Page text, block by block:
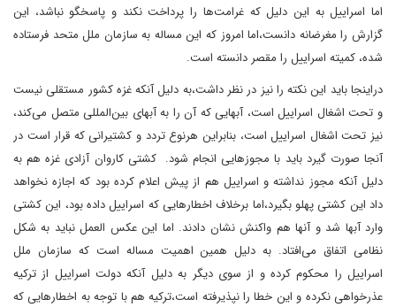
اما اسراییل به این دلیل که غرامت‌ها را پرداخت نکند و پاسخگو نباشد، این
گزارش را مغرضانه دانست،اما امروز که این مساله به سازمان ملل متحد فرستاده
شده، کمیته اسراییل را مقصر دانسته است.
دراینجا باید این نکته را نیز در نظر داشت،به دلیل آنکه غزه کشور مستقلی نیست
و تحت اشغال اسراییل است، آبهایی که آن را به آبهای بین‌المللی متصل می‌کند،
نیز تحت اشغال اسراییل است، بنابراین هرنوع تردد و کشتیرانی که قرار است در
آنجا صورت گیرد باید با مجوزهایی انجام شود. کشتی کاروان آزادی غزه هم به
دلیل آنکه مجوز نداشته و اسراییل هم از پیش اعلام کرده بود که اجازه نخواهد
داد این کشتی پهلو بگیرد،اما ‌برخلاف اخطارهایی که اسراییل داده بود، این کشتی
وارد آبها شد و آنها هم واکنش نشان دادند. اما این عکس العمل نباید به شکل
نظامی اتفاق می‌افتاد. به دلیل همین اهمیت مساله است که سازمان ملل
اسراییل را محکوم کرده و از سوی دیگر به دلیل آنکه دولت اسراییل از ترکیه
عذرخواهی نکرده و این خطا را نپذیرفته است،ترکیه هم با توجه به اخطارهایی که